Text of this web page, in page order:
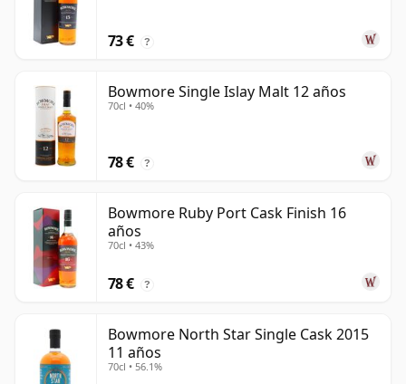
73 € ?
Bowmore Single Islay Malt 12 años
70cl • 40%
78 € ?
Bowmore Ruby Port Cask Finish 16
años
70cl • 43%
78 € ?
Bowmore North Star Single Cask 2015
11 años
70cl • 56.1%